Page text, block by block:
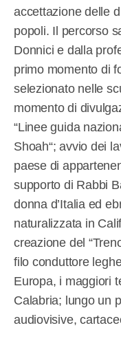
accettazione delle
popoli. Il percorso
Donnici e dalla
primo momento di
selezionato nelle
momento di
“Linee guida
Shoah“; avvio dei
paese di
supporto di Rabbi
donna d’Italia ed
naturalizzata in
creazione del
filo conduttore
Europa, i maggiori
Calabria; lungo un
audiovisive,